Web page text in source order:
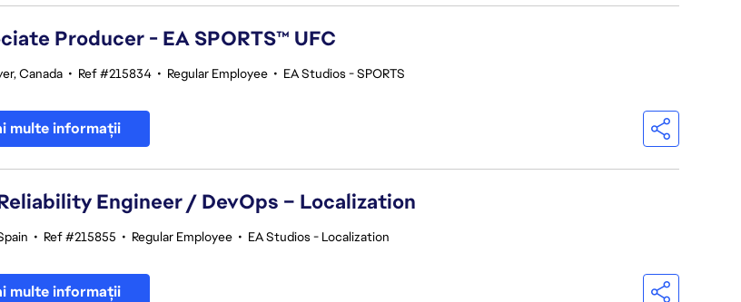
Producer - EA SPORTS™ UFC
Canada • Ref #215834 • Regular Employee • EA Studios - SPORTS
multe informații
Engineer / DevOps – Localization
• Ref #215855 • Regular Employee • EA Studios - Localization
multe informații